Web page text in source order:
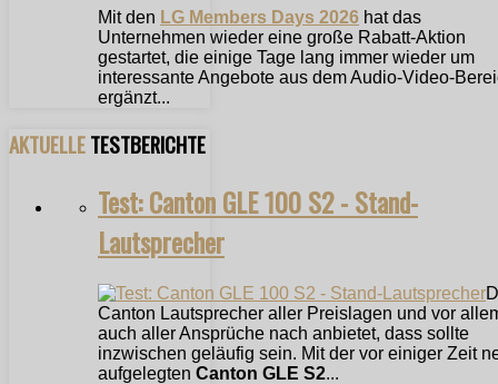
Mit den LG Members Days 2026 hat das
Unternehmen wieder eine große Rabatt-Aktion
gestartet, die einige Tage lang immer wieder um
interessante Angebote aus dem Audio-Video-
ergänzt...
AKTUELLETESTBERICHTE
Test: Canton GLE 100 S2 - Stand-
Lautsprecher
Canton Lautsprecher aller Preislagen und vor
auch aller Ansprüche nach anbietet, dass sollte
inzwischen geläufig sein. Mit der vor einiger Zeit
aufgelegten Canton GLE S2...